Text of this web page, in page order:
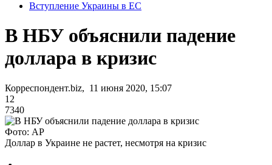
Вступление Украины в ЕС
В НБУ объяснили падение
доллара в кризис
Корреспондент.biz, 11 июня 2020, 15:07
12
7340
Фото: AP
Доллар в Украине не растет, несмотря на кризис